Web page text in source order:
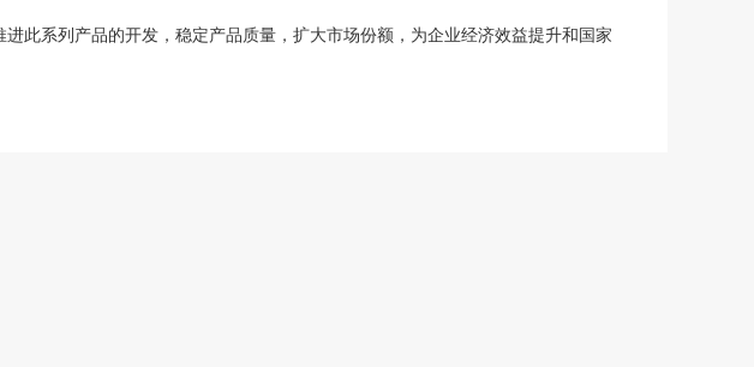
此系列产品的开发，稳定产品质量，扩大市场份额，为企业经济效益提升和国家